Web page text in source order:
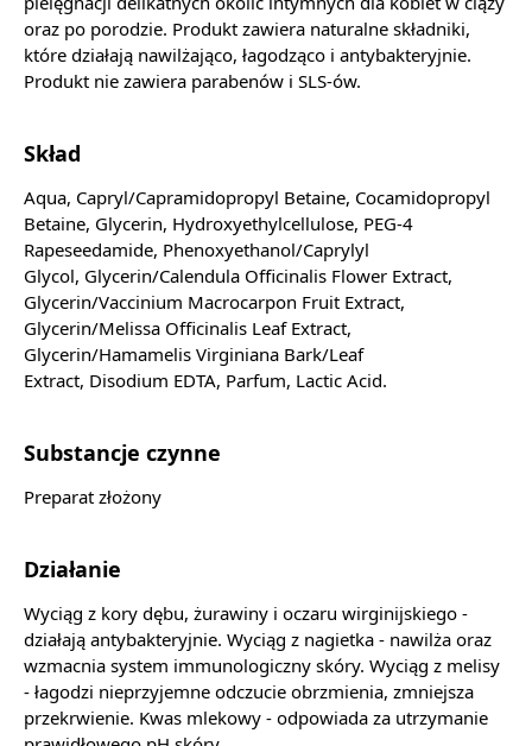
oraz po porodzie. Produkt zawiera naturalne składniki,
które działają nawilżająco, łagodząco i antybakteryjnie.
Produkt nie zawiera parabenów i SLS-ów.
Skład
Aqua, Capryl/Capramidopropyl Betaine, Cocamidopropyl
Betaine, Glycerin, Hydroxyethylcellulose, PEG-4
Rapeseedamide, Phenoxyethanol/Caprylyl
Glycol, Glycerin/Calendula Officinalis Flower Extract,
Glycerin/Vaccinium Macrocarpon Fruit Extract,
Glycerin/Melissa Officinalis Leaf Extract,
Glycerin/Hamamelis Virginiana Bark/Leaf
Extract, Disodium EDTA, Parfum, Lactic Acid.
Substancje czynne
Preparat złożony
Działanie
Wyciąg z kory dębu, żurawiny i oczaru wirginijskiego -
działają antybakteryjnie. Wyciąg z nagietka - nawilża oraz
wzmacnia system immunologiczny skóry. Wyciąg z melisy
- łagodzi nieprzyjemne odczucie obrzmienia, zmniejsza
przekrwienie. Kwas mlekowy - odpowiada za utrzymanie